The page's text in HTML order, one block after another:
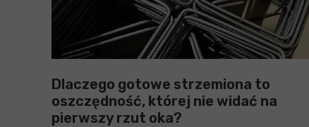
Dlaczego gotowe strzemiona to
oszczędność, której nie widać na
pierwszy rzut oka?